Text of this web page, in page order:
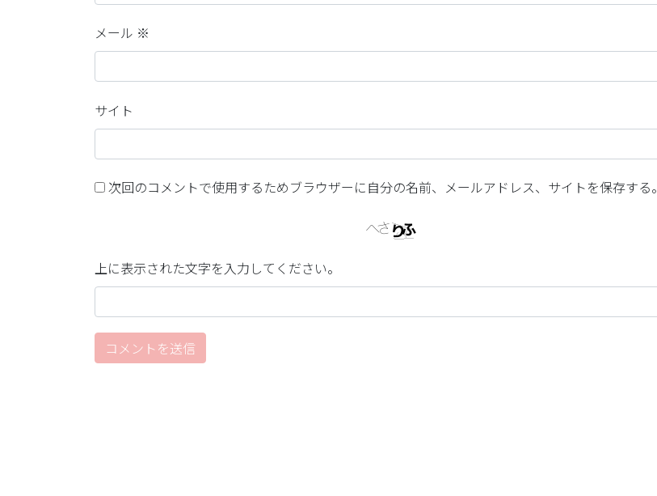
メール ※
サイト
次回のコメントで使用するためブラウザーに自分の名前、メールアドレス、サイトを保存する。
上に表示された文字を入力してください。